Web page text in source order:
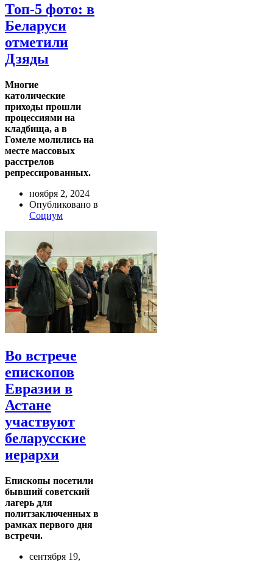
Топ-5 фото: в
Беларуси
отметили
Дзяды
Многие
католические
приходы прошли
процессиями на
кладбища, а в
Гомеле молились на
месте массовых
расстрелов
репрессированных.
ноября 2, 2024
Опубликовано в
Социум
Во встрече
епископов
Евразии в
Астане
участвуют
беларусские
иерархи
Епископы посетили
бывший советский
лагерь для
политзаключенных в
рамках первого дня
встречи.
сентября 19,